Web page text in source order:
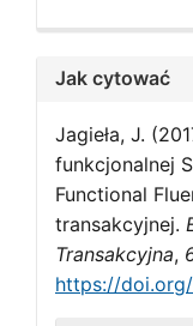
Jak cytować
Jagieła, J.
funkcjonalnej
Functional
transakcyjnej.
Transakcyjna,
https://doi.org/